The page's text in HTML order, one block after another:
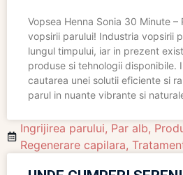
Vopsea Henna Sonia 30 Minute –
vopsirii parului! Industria vopsirii
lungul timpului, iar in prezent
produse si tehnologii disponibile.
cautarea unei solutii eficiente si
parul in nuante vibrante si
Ingrijirea parului, Par alb,
Regenerare capilara,